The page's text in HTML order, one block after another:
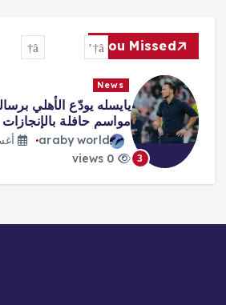
You Missed
3
News
يايسله يودّع الأهلي
مواسم حافلة بالإنجازات
araby world